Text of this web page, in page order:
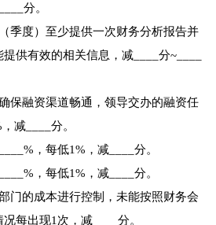
分。
季度）至少提供一次财务分析报告并
供有效的相关信息，减____分~____
保融资渠道畅通，领导交办的融资任
减____分。
，每低1%，减____分。
，每低1%，减____分。
门的成本进行控制，未能按照财务会
每出现1次，减____分。